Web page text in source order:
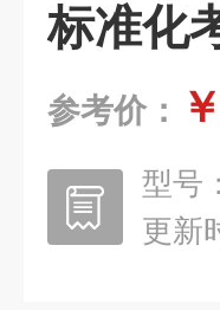
标准化
参考价：
型号：
更新